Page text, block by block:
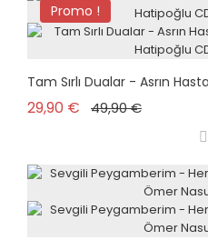
Promo !
Tam Sırlı Dualar - Asrın
29,90 € Prix de base
49,90 €Prix